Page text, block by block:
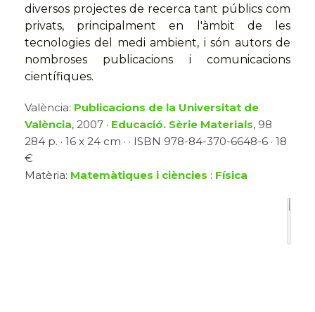
diversos projectes de recerca tant públics com
privats, principalment en l'àmbit de les
tecnologies del medi ambient, i són autors de
nombroses publicacions i comunicacions
científiques.
València: Publicacions de la Universitat de
València, 2007 · Educació. Sèrie Materials, 98
284 p. · 16 x 24 cm · · ISBN 978-84-370-6648-6 · 18
€
Matèria: Matemàtiques i ciències : Física